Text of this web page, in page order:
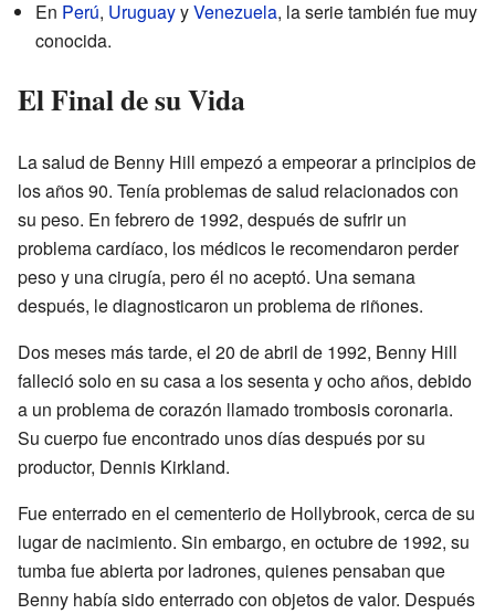
En Perú, UruguayyVenezuela, la serie también fue muy
conocida.
El Final de su Vida
La salud de Benny Hill empezó a empeorar a principios de
los años 90. Tenía problemas de salud relacionados con
su peso. En febrero de 1992, después de sufrir un
problema cardíaco, los médicos le recomendaron perder
peso y una cirugía, pero él no aceptó. Una semana
después, le diagnosticaron un problema de riñones.
Dos meses más tarde, el 20 de abril de 1992, Benny Hill
falleció solo en su casa a los sesenta y ocho años, debido
a un problema de corazón llamado trombosis coronaria.
Su cuerpo fue encontrado unos días después por su
productor, Dennis Kirkland.
Fue enterrado en el cementerio de Hollybrook, cerca de su
lugar de nacimiento. Sin embargo, en octubre de 1992, su
tumba fue abierta por ladrones, quienes pensaban que
Benny había sido enterrado con objetos de valor. Después